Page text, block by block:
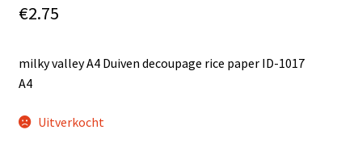
€2.75
milky valley A4 Duiven decoupage rice paper ID-1017
A4
Uitverkocht